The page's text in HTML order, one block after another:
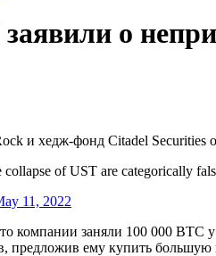
о
и хедж-фонд Citadel Securities
of UST are categorically
11, 2022
компании заняли 100 000 ВТС
предложив ему купить